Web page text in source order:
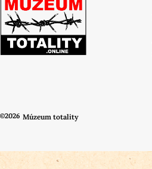
©2026 Múzeum totality